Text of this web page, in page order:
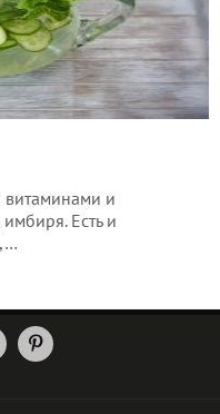
и
Есть и